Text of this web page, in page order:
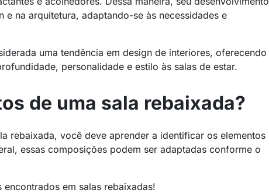
e na arquitetura, adaptando-se às necessidades e
uma tendência em design de interiores, oferecendo
personalidade e estilo às salas de estar.
de uma sala rebaixada?
rebaixada, você deve aprender a identificar os elementos
essas composições podem ser adaptadas conforme o
em salas rebaixadas!